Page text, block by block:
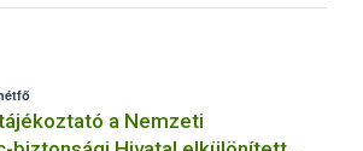
a Nemzeti